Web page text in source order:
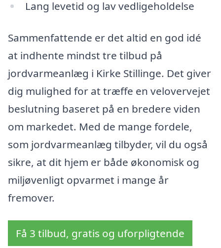
Lang levetid og lav vedligeholdelse
Sammenfattende er det altid en god idé
at indhente mindst tre tilbud på
jordvarmeanlæg i Kirke Stillinge. Det giver
dig mulighed for at træffe en velovervejet
beslutning baseret på en bredere viden
om markedet. Med de mange fordele,
som jordvarmeanlæg tilbyder, vil du også
sikre, at dit hjem er både økonomisk og
miljøvenligt opvarmet i mange år
fremover.
Få 3 tilbud, gratis og uforpligtende